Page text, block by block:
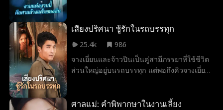
เสียงปริศนา ชู้รักในรถบรรทุก
25.4k
986
จางเยี่ยนและจ้าวปินเป็นคู่สามีภรรยาที่ใช้ชีวิต
ส่วนใหญ่อยู่บนรถบรรทุก แต่พอถึงคิวจางเยี่ย
เวลากินข้าวก็ชอบตักไปสองชามแล้วเข้าไปกิน
ศาลแม่: คำพิพากษาในงานเลี้ยง